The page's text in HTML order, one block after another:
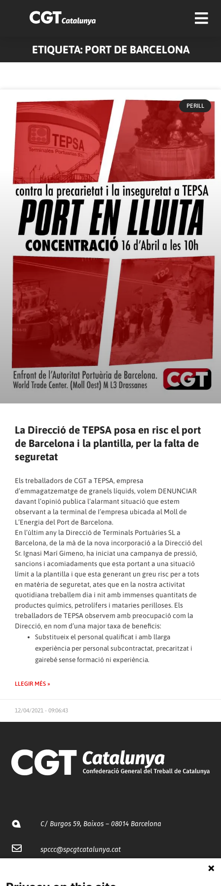
ETIQUETA: PORT DE BARCELONA
PERILL
La Direcció de TEPSA posa en risc el port
de Barcelona i la plantilla, per la falta de
seguretat
Els treballadors de CGT a TEPSA, empresa
d’emmagatzematge de granels líquids, volem DENUNCIAR
davant l’opinió publica l’alarmant situació que estem
observant a la terminal de I’empresa ubicada al Moll de
L’Energia del Port de Barcelona.
En l’últim any la Direcció de Terminals Portuàries SL a
Barcelona, de la mà de la nova incorporació a la Direcció del
Sr. Ignasi Marí Gimeno, ha iniciat una campanya de pressió,
sancions i acomiadaments que esta portant a una situació
límit a la plantilla i que esta generant un greu risc per a tots
en matèria de seguretat, ates que en la nostra activitat
quotidiana treballem dia i nit amb immenses quantitats de
productes químics, petrolífers i mataries perilloses. Els
treballadors de TEPSA observem amb preocupació com la
Direcció, en nom d’una major taxa de beneficis:
Substitueix el personal qualificat i amb llarga
experiència per personal subcontractat, precaritzat i
gairebé sense formació ni experiència.
LLEGIR MÉS »
12/04/2021 - 09:06:43
C/ Burgos 59, Baixos – 08014 Barcelona
spccc@spcgtcatalunya.cat